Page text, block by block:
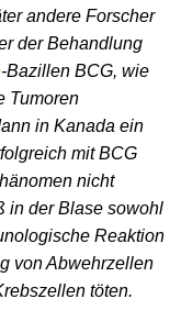
andere Forscher
der Behandlung
-Bazillen BCG, wie
Tumoren
in Kanada ein
mit BCG
nicht
in der Blase sowohl
Reaktion
von Abwehrzellen
töten.